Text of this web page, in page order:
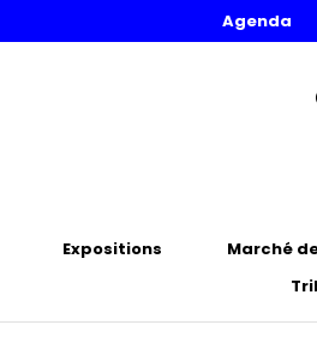
Agenda
Expositions Marché